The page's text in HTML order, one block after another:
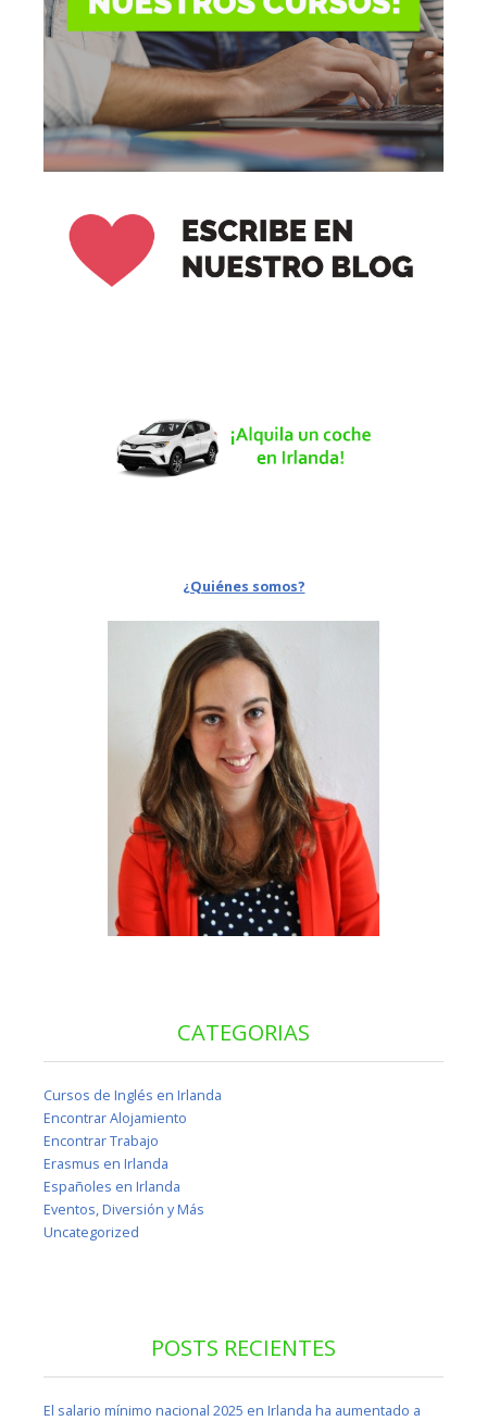
¿Quiénes somos?
CATEGORIAS
Cursos de Inglés en Irlanda
Encontrar Alojamiento
Encontrar Trabajo
Erasmus en Irlanda
Españoles en Irlanda
Eventos, Diversión y Más
Uncategorized
POSTS RECIENTES
El salario mínimo nacional 2025 en Irlanda ha aumentado a